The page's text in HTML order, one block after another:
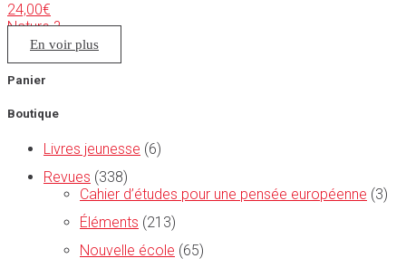
24,00€
Nature ?
En voir plus
Panier
Boutique
Livres jeunesse (6)
Revues (338)
Cahier d’études pour une pensée européenne (3)
Éléments (213)
Nouvelle école (65)